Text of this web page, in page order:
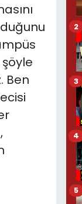
Ben
2
3
4
5